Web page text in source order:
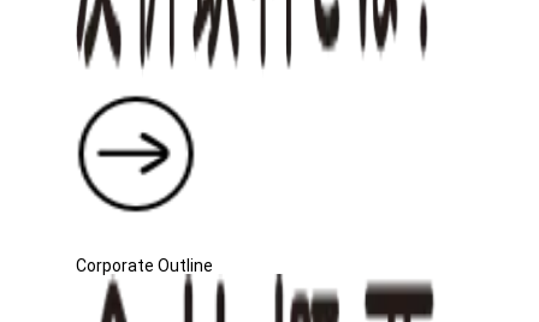
Corporate Outline